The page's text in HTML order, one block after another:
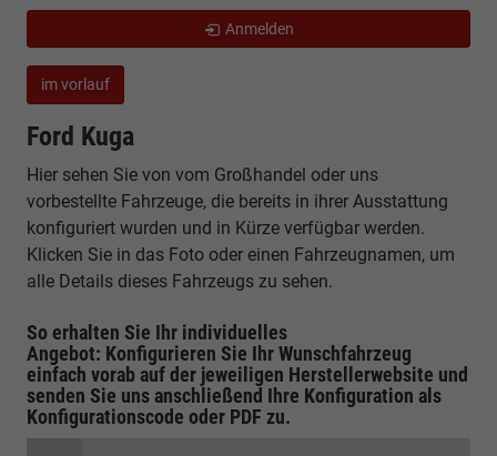
im vorlauf
Ford Kuga
Hier sehen Sie von vom Großhandel oder uns
vorbestellte Fahrzeuge, die bereits in ihrer Ausstattung
konfiguriert wurden und in Kürze verfügbar werden.
Klicken Sie in das Foto oder einen Fahrzeugnamen, um
alle Details dieses Fahrzeugs zu sehen.
So erhalten Sie Ihr individuelles
Angebot: Konfigurieren Sie Ihr Wunschfahrzeug
einfach vorab auf der jeweiligen Herstellerwebsite und
senden Sie uns anschließend Ihre Konfiguration als
Konfigurationscode oder PDF zu.
Anmelden